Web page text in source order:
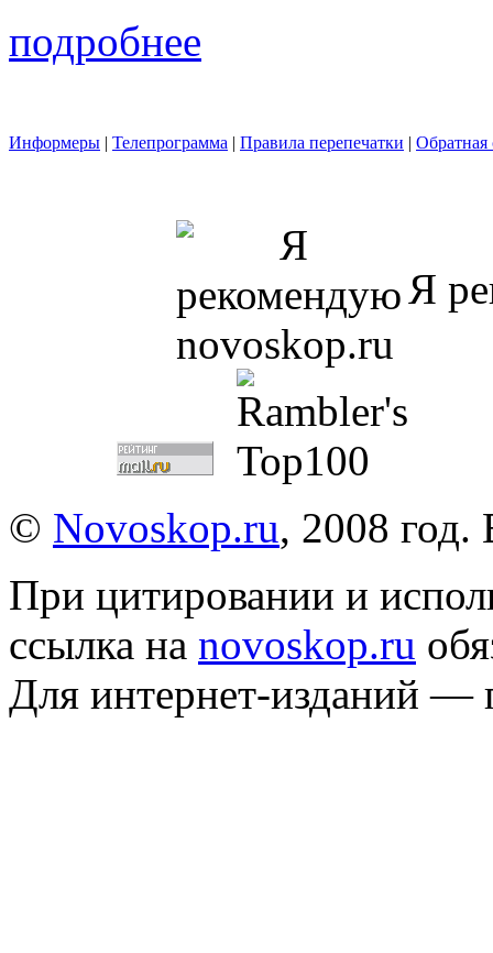
подробнее
Информеры | Телепрограмма | Правила перепечатки | Обратная
Я
© Novoskop.ru, 2008
При цитировании и
ссылка на novoskop.ru
Для интернет-изданий —